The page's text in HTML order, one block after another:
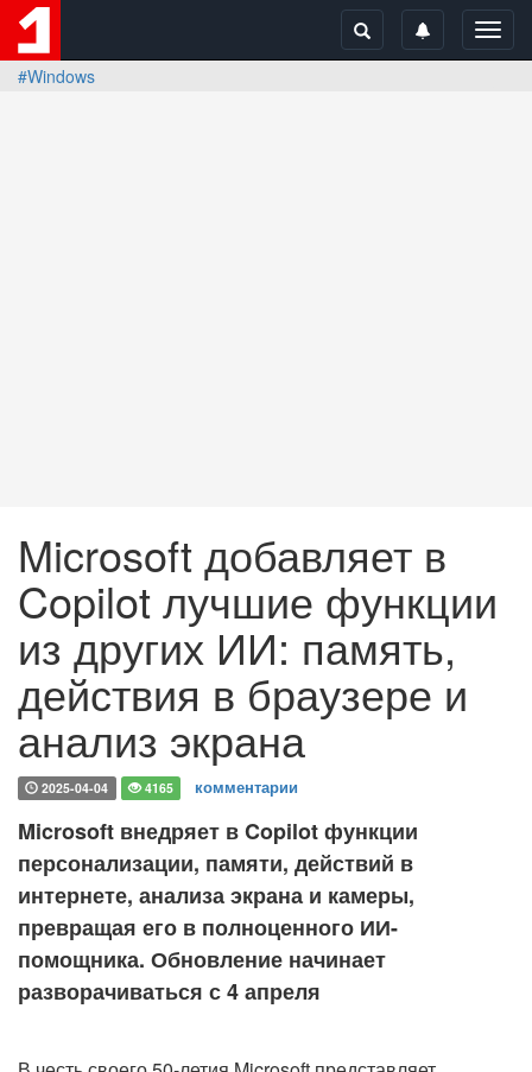
#Windows
Microsoft добавляет в
Copilot лучшие функции
из других ИИ: память,
действия в браузере и
анализ экрана
2025-04-04 4165 комментарии
Microsoft внедряет в Copilot функции
персонализации, памяти, действий в
интернете, анализа экрана и камеры,
превращая его в полноценного ИИ-
помощника. Обновление начинает
разворачиваться с 4 апреля